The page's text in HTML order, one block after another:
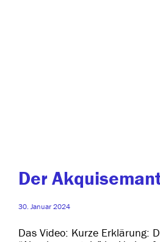
Der
30. Januar 2024
Das Video: Kurze Erklärung: